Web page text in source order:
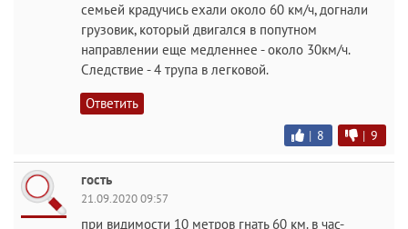
семьей крадучись ехали около 60 км/ч, догнали
грузовик, который двигался в попутном
направлении еще медленнее - около 30км/ч.
Следствие - 4 трупа в легковой.
Ответить
| 8 | 9
гость
21.09.2020 09:57
при видимости 10 метров гнать 60 км. в час-